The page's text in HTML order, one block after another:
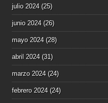
julio 2024(25)
junio 2024(26)
mayo 2024(28)
abril 2024(31)
marzo 2024(24)
febrero 2024(24)